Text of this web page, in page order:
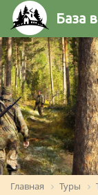
База
Главная Туры